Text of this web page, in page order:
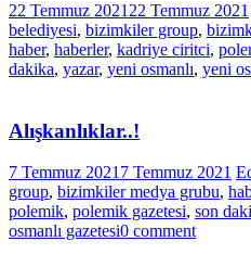
22 Temmuz 2021 22 Temmuz 2021
belediyesi, bizimkiler group,
haber, haberler, kadriye ciritci,
dakika, yazar, yeni osmanlı, yeni
Alışkanlıklar..!
7 Temmuz 20217 Temmuz 2021
group, bizimkiler medya grubu,
polemik, polemik gazetesi, son
osmanlı gazetesi0 comment